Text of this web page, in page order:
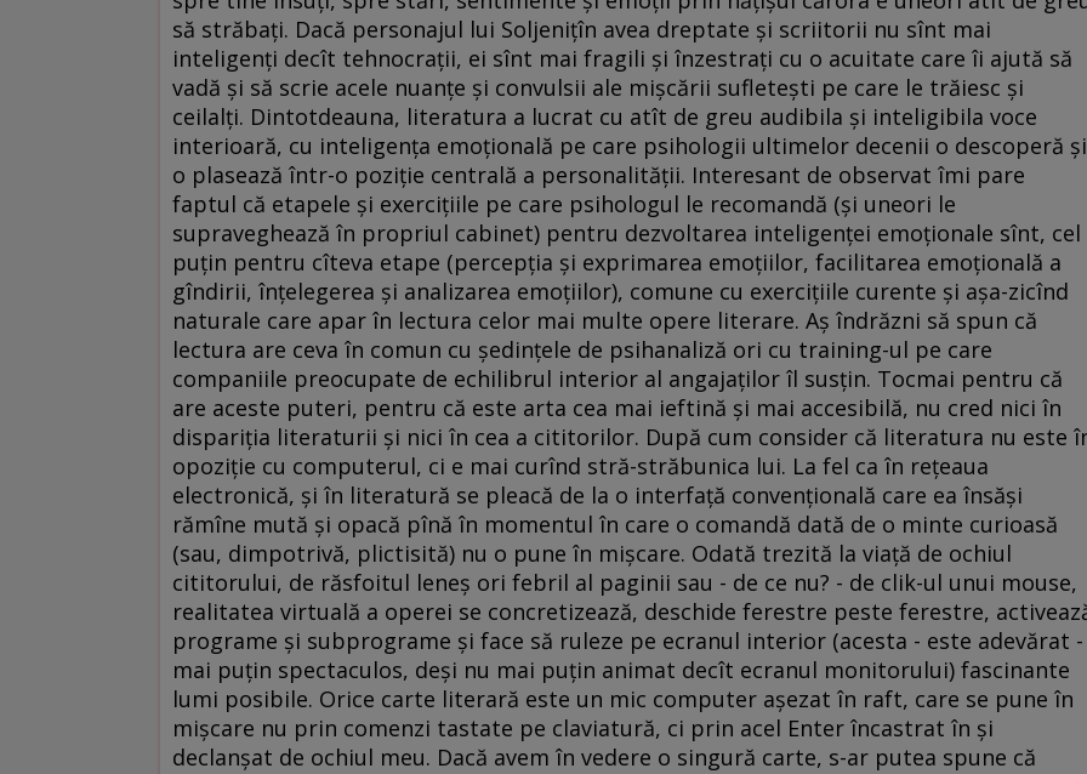
să străbaţi. Dacă personajul lui Soljeniţîn avea dreptate şi scriitorii nu sînt mai
inteligenţi decît tehnocraţii, ei sînt mai fragili şi înzestraţi cu o acuitate care îi ajută să
vadă şi să scrie acele nuanţe şi convulsii ale mişcării sufleteşti pe care le trăiesc şi
ceilalţi. Dintotdeauna, literatura a lucrat cu atît de greu audibila şi inteligibila voce
interioară, cu inteligenţa emoţională pe care psihologii ultimelor decenii o descoperă şi
o plasează într-o poziţie centrală a personalităţii. Interesant de observat îmi pare
faptul că etapele şi exerciţiile pe care psihologul le recomandă (şi uneori le
supraveghează în propriul cabinet) pentru dezvoltarea inteligenţei emoţionale sînt, cel
puţin pentru cîteva etape (percepţia şi exprimarea emoţiilor, facilitarea emoţională a
gîndirii, înţelegerea şi analizarea emoţiilor), comune cu exerciţiile curente şi aşa-zicînd
naturale care apar în lectura celor mai multe opere literare. Aş îndrăzni să spun că
lectura are ceva în comun cu şedinţele de psihanaliză ori cu training-ul pe care
companiile preocupate de echilibrul interior al angajaţilor îl susţin. Tocmai pentru că
are aceste puteri, pentru că este arta cea mai ieftină şi mai accesibilă, nu cred nici în
dispariţia literaturii şi nici în cea a cititorilor. După cum consider că literatura nu este
opoziţie cu computerul, ci e mai curînd stră-străbunica lui. La fel ca în reţeaua
electronică, şi în literatură se pleacă de la o interfaţă convenţională care ea însăşi
rămîne mută şi opacă pînă în momentul în care o comandă dată de o minte curioasă
(sau, dimpotrivă, plictisită) nu o pune în mişcare. Odată trezită la viaţă de ochiul
cititorului, de răsfoitul leneş ori febril al paginii sau - de ce nu? - de clik-ul unui mouse,
realitatea virtuală a operei se concretizează, deschide ferestre peste ferestre,
programe şi subprograme şi face să ruleze pe ecranul interior (acesta - este adevărat -
mai puţin spectaculos, deşi nu mai puţin animat decît ecranul monitorului) fascinante
lumi posibile. Orice carte literară este un mic computer aşezat în raft, care se pune în
mişcare nu prin comenzi tastate pe claviatură, ci prin acel Enter încastrat în şi
declanşat de ochiul meu. Dacă avem în vedere o singură carte, s-ar putea spune că